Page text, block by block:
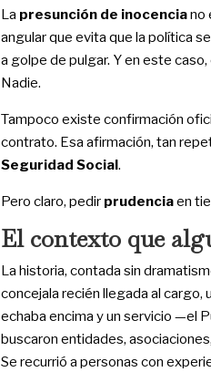
La presunción de inocenciano
angular que evita que la política
a golpe de pulgar. Y en este
Nadie.
Tampoco existe confirmación
contrato. Esa afirmación, tan
Seguridad Social.
Pero claro, pedir prudenciaen
El contexto que
La historia, contada sin
concejala recién llegada al cargo,
echaba encima y un servicio —el
buscaron entidades,
Se recurrió a personas con